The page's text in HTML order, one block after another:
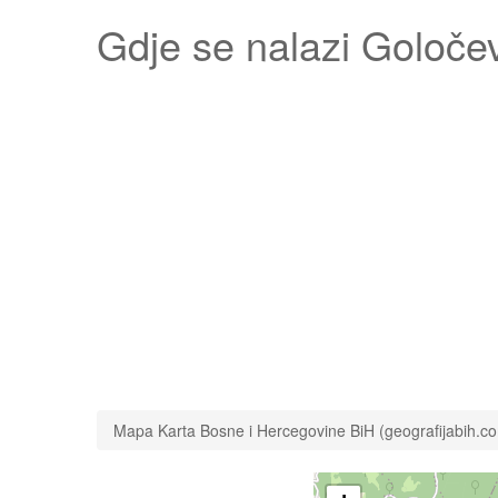
Gdje se nalazi
Mapa Karta Bosne i Hercegovine BiH